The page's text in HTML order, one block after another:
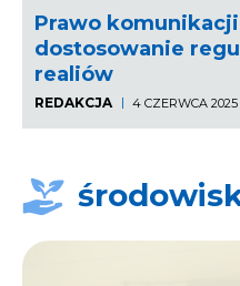
Prawo
dostosowanie
realiów
REDAKCJA 4 CZERWCA 2025